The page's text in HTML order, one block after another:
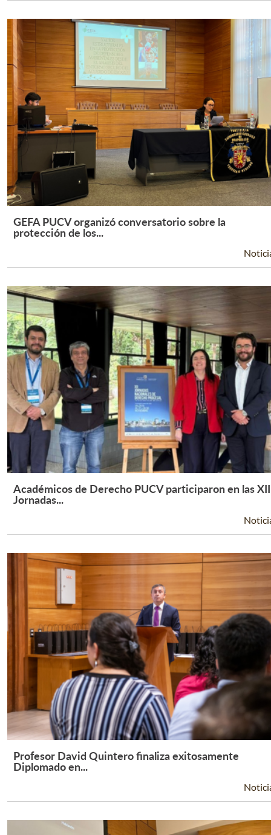
Leer Más +
GEFA PUCV organizó conversatorio sobre la
protección de los...
Leer Más +
Académicos de Derecho PUCV participaron en las XII
Jornadas...
Leer Más +
Profesor David Quintero finaliza exitosamente
Diplomado en...